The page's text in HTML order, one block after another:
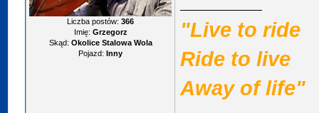
Liczba postów:366
Imię: Grzegorz
Skąd: Okolice Stalowa Wola
Pojazd: Inny
"Live to ride
Ride to live
Away of life"